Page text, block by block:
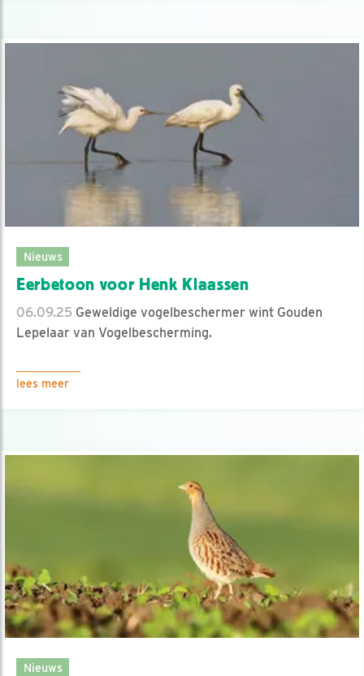
Nieuws
Eerbetoon voor Henk Klaassen
06.09.25 Geweldige vogelbeschermer wint Gouden
Lepelaar van Vogelbescherming.
lees meer
Nieuws